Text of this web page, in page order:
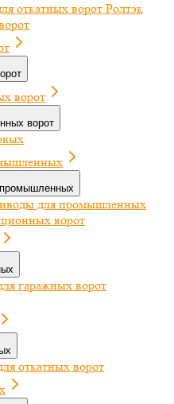
откатных ворот Ролтэк
ворот
ворот
для промышленных
ворот
гаражных ворот
откатных ворот